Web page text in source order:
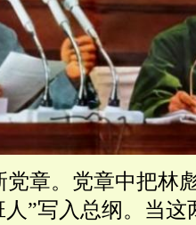
党章。党章中把林
”写入总纲。当